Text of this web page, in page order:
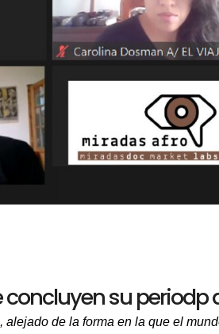
su
de la forma en la que el